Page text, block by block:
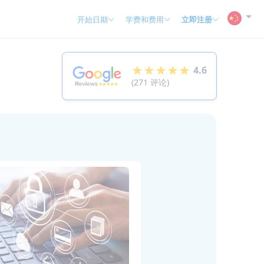
开始日期 学费和费用 立即注册
★★★★★ 4.6
(271 评论)